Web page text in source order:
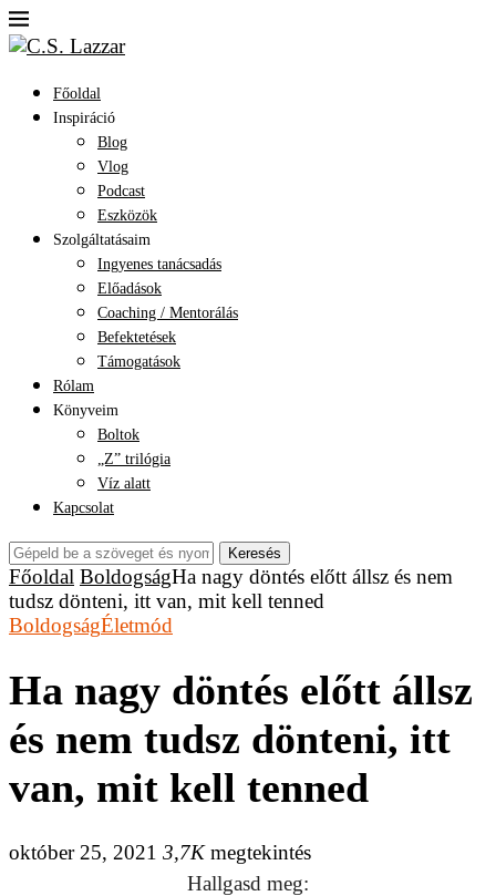
Főoldal
Inspiráció
Blog
Vlog
Podcast
Eszközök
Szolgáltatásaim
Ingyenes tanácsadás
Előadások
Coaching / Mentorálás
Befektetések
Támogatások
Rólam
Könyveim
Boltok
„Z” trilógia
Víz alatt
Kapcsolat
Keresés
Főoldal BoldogságHa nagy döntés előtt állsz és nem
tudsz dönteni, itt van, mit kell tenned
BoldogságÉletmód
Ha nagy döntés előtt állsz
és nem tudsz dönteni, itt
van, mit kell tenned
október 25, 2021 3,7Kmegtekintés
Hallgasd meg: